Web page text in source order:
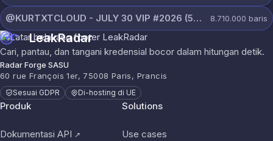
@KURTXTCLOUD - JULY 30 VIP #2026 (59).txt 8.710.000 baris
LeakRadar
Cari, pantau, dan tangani kredensial bocor dalam hitungan detik.
Radar Forge SASU
60 rue François 1er, 75008 Paris, Prancis
Sesuai GDPR Di-hosting di UE
Produk
Dokumentasi API ↗
Solutions
Use cases